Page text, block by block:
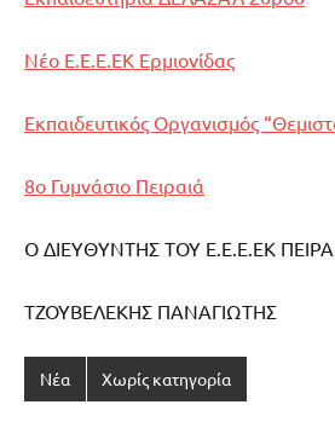
Νέο Ε.Ε.Ε.ΕΚ Ερμιονίδας
Εκπαιδευτικός Οργανισμός
8ο Γυμνάσιο Πειραιά
Ο ΔΙΕΥΘΥΝΤΗΣ ΤΟΥ Ε.Ε.Ε.ΕΚ
ΤΖΟΥΒΕΛΕΚΗΣ ΠΑΝΑΓΙΩΤΗΣ
Νέα Χωρίς κατηγορία